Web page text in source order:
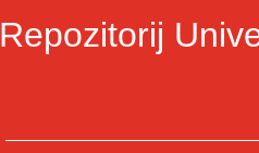
Repozitorij